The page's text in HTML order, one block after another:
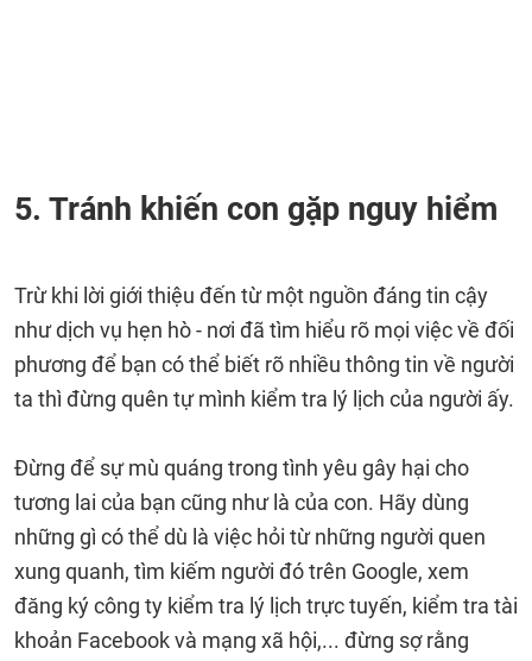
5. Tránh khiến con gặp nguy hiểm
Trừ khi lời giới thiệu đến từ một nguồn đáng tin cậy
như dịch vụ hẹn hò - nơi đã tìm hiểu rõ mọi việc về đối
phương để bạn có thể biết rõ nhiều thông tin về người
ta thì đừng quên tự mình kiểm tra lý lịch của người ấy.
Đừng để sự mù quáng trong tình yêu gây hại cho
tương lai của bạn cũng như là của con. Hãy dùng
những gì có thể dù là việc hỏi từ những người quen
xung quanh, tìm kiếm người đó trên Google, xem
đăng ký công ty kiểm tra lý lịch trực tuyến, kiểm tra tài
khoản Facebook và mạng xã hội,... đừng sợ rằng